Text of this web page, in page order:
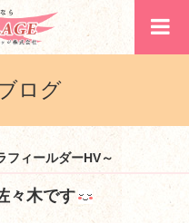
ログ
ィールダーHV～
々木です